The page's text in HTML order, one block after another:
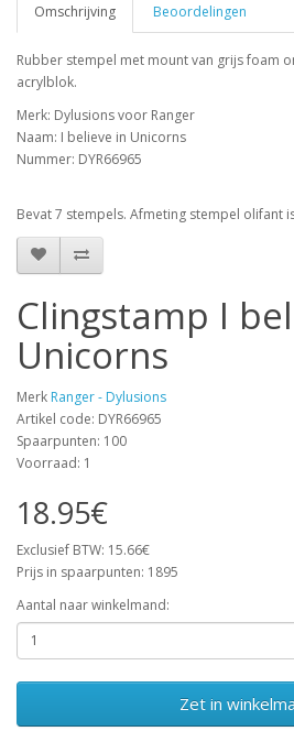
Omschrijving Beoordelingen
Rubber stempel met mount van grijs foam
acrylblok.
Merk: Dylusions voor Ranger
Naam: I believe in Unicorns
Nummer: DYR66965
Bevat 7 stempels. Afmeting stempel olifant
Clingstamp I
Unicorns
Merk Ranger - Dylusions
Artikel code: DYR66965
Spaarpunten: 100
Voorraad: 1
18.95€
Exclusief BTW: 15.66€
Prijs in spaarpunten: 1895
Aantal naar winkelmand:
Zet in